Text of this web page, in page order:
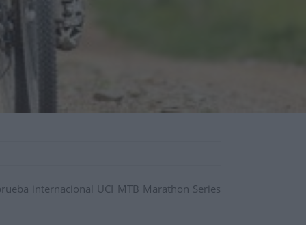
internacional UCI MTB Marathon Series